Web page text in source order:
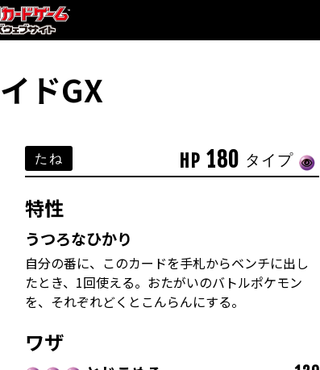
ドGX
たね HP 180 タイプ
特性
うつろなひかり
自分の番に、このカードを手札からベンチに出し
たとき、1回使える。おたがいのバトルポケモン
を、それぞれどくとこんらんにする。
ワザ